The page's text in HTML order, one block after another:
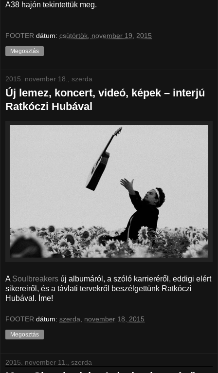
A38 hajón tekintettük meg.
FOOTER dátum: csütörtök, november 19, 2015
Megosztás
2015. november 18., szerda
Új lemez, koncert, videó, képek – interjú
Ratkóczi Hubával
A Soulbreakers új albumáról, a szóló karrieréről, eddigi elért
sikereiről, és a távlati tervekről beszélgettünk Ratkóczi
Hubával. Íme!
FOOTER dátum: szerda, november 18, 2015
Megosztás
2015. november 11., szerda